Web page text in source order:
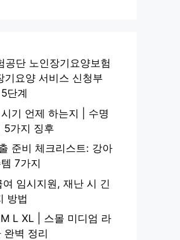
공단 노인장기요양보험
기요양 서비스 신청부
단계
기 언제 하는지 | 수명
5가지 징후
준비 체크리스트: 강아
7가지
임시지원, 재난 시 긴
방법
L XL | 스몰 미디엄 라
완벽 정리